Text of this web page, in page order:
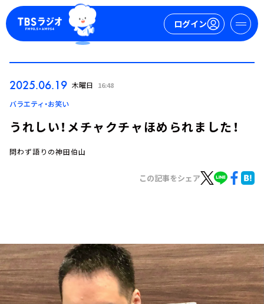
ログイン
ログイン
トピックス
TBS Podcast
お知らせ
イベント・グッズ
YouTube
2025.06.19 木曜日 16:48
バラエティ・お笑い
うれしい！メチャクチャほめられました！
問わず語りの神田伯山
この記事をシェア